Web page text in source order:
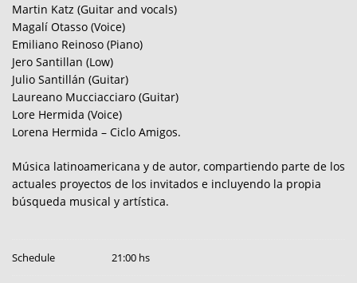
Martin Katz (Guitar and vocals)
Magalí Otasso (Voice)
Emiliano Reinoso (Piano)
Jero Santillan (Low)
Julio Santillán (Guitar)
Laureano Mucciacciaro (Guitar)
Lore Hermida (Voice)
Lorena Hermida – Ciclo Amigos.
Música latinoamericana y de autor, compartiendo parte de los
actuales proyectos de los invitados e incluyendo la propia
búsqueda musical y artística.
Schedule 21:00 hs